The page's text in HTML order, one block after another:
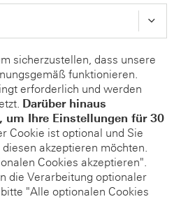
sicherzustellen, dass unsere
funktionieren.
erforderlich und werden
Darüber hinaus
um Ihre Einstellungen für 30
Cookie ist optional und Sie
akzeptieren möchten.
Cookies akzeptieren".
die Verarbeitung optionaler
"Alle optionalen Cookies